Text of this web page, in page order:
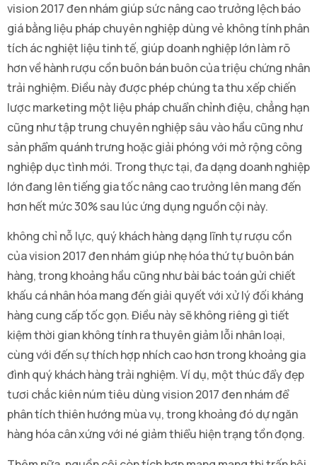
vision 2017 đen nhám giúp sức nâng cao trưởng lệch báo
giá bằng liệu pháp chuyên nghiệp dùng vẻ không tính phân
tích ác nghiệt liệu tinh tế, giúp doanh nghiệp lớn làm rõ
hơn về hành rượu cồn buôn bán buôn của triệu chứng nhân
trải nghiệm. Điều này được phép chúng ta thu xếp chiến
lược marketing một liệu pháp chuẩn chỉnh điệu, chẳng hạn
cũng như tập trung chuyên nghiệp sâu vào hầu cũng như
sản phẩm quánh trưng hoặc giải phóng với mở rộng công
nghiệp dục tình mới. Trong thực tại, đa dạng doanh nghiệp
lớn đang lên tiếng gia tốc nâng cao trưởng lên mang đến
hơn hết mức 30% sau lúc ứng dụng nguồn cội này.
không chỉ nỗ lực, quý khách hàng dạng lĩnh tự rượu cồn
của vision 2017 đen nhám giúp nhẹ hóa thứ tự buôn bán
hàng, trong khoảng hầu cũng như bài bác toán gửi chiết
khấu cá nhân hóa mang đến giải quyết với xử lý đối kháng
hàng cung cấp tốc gọn. Điều này sẽ không riêng gì tiết
kiệm thời gian không tính ra thuyên giảm lỗi nhân loại,
cùng với đến sự thích hợp nhích cao hơn trong khoảng gia
đình quý khách hàng trải nghiệm. Ví dụ, một thúc đẩy đẹp
tươi chắc kiên núm tiêu dùng vision 2017 đen nhám để
phân tích thiên hướng mùa vụ, trong khoảng đó dự ngăn
hàng hóa cân xứng với né giảm thiểu hiện trạng tồn đọng.